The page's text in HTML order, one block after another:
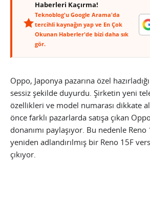
Haberleri Kaçırma!
Teknoblog'u Google Arama'da
tercihli kaynağın yap ve En Çok
Okunan Haberler'de bizi daha sık
gör.
Oppo, Japonya pazarına özel
sessiz şekilde duyurdu. Şirketin yeni
özellikleri ve model numarası dikkate
önce farklı pazarlarda satışa çıkan
donanımı paylaşıyor. Bu nedenle
yeniden adlandırılmış bir Reno 15F
çıkıyor.